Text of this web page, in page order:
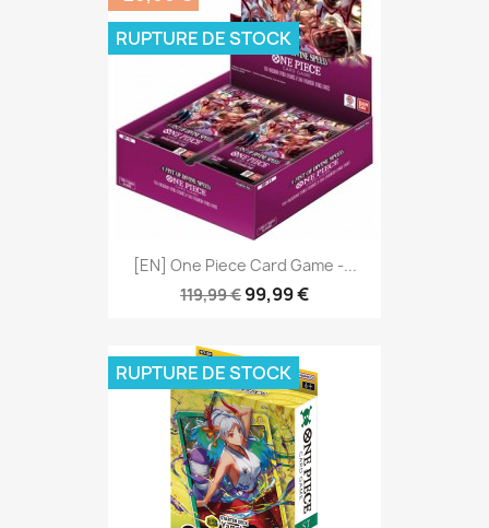
[EN] One Piece Card Game -...
119,99 € 99,99 €
RUPTURE DE STOCK
RUPTURE DE STOCK